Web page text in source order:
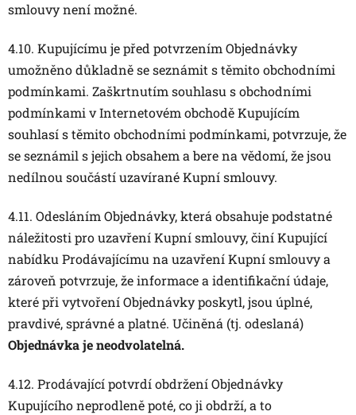
smlouvy není možné.
4.10. Kupujícímu je před potvrzením Objednávky
umožněno důkladně se seznámit s těmito obchodními
podmínkami. Zaškrtnutím souhlasu s obchodními
podmínkami v Internetovém obchodě Kupujícím
souhlasí s těmito obchodními podmínkami, potvrzuje, že
se seznámil s jejich obsahem a bere na vědomí, že jsou
nedílnou součástí uzavírané Kupní smlouvy.
4.11. Odesláním Objednávky, která obsahuje podstatné
náležitosti pro uzavření Kupní smlouvy, činí Kupující
nabídku Prodávajícímu na uzavření Kupní smlouvy a
zároveň potvrzuje, že informace a identifikační údaje,
které při vytvoření Objednávky poskytl, jsou úplné,
pravdivé, správné a platné. Učiněná (tj. odeslaná)
Objednávka je neodvolatelná.
4.12. Prodávající potvrdí obdržení Objednávky
Kupujícího neprodleně poté, co ji obdrží, a to